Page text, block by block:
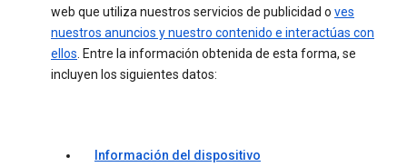
web que utiliza nuestros servicios de publicidad o ves
nuestros anuncios y nuestro contenido e interactúas con
ellos. Entre la información obtenida de esta forma, se
incluyen los siguientes datos:
Información del dispositivo